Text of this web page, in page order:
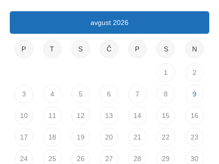
avgust 2026
P T S Č P S N
1 2
3 4 5 6 7 8 9
10 11 12 13 14 15 16
17 18 19 20 21 22 23
24 25 26 27 28 29 30